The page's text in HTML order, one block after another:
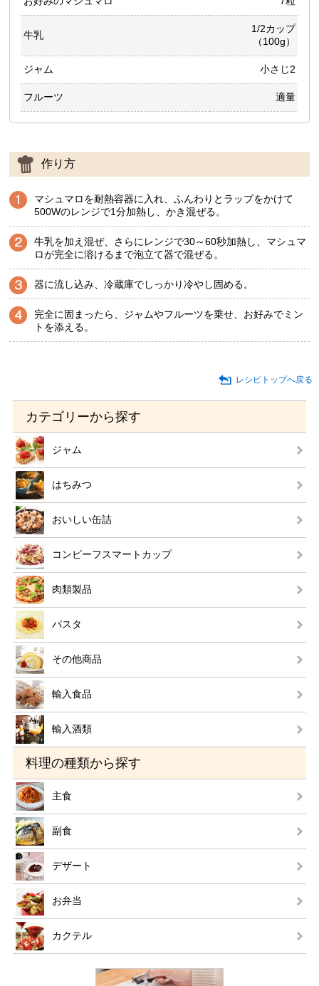
牛乳
1/2カップ
（100g）
ジャム 小さじ2
フルーツ 適量
作り方
マシュマロを耐熱容器に入れ、ふんわりとラップをかけて
500Wのレンジで1分加熱し、かき混ぜる。
牛乳を加え混ぜ、さらにレンジで30～60秒加熱し、マシュマ
ロが完全に溶けるまで泡立て器で混ぜる。
器に流し込み、冷蔵庫でしっかり冷やし固める。
完全に固まったら、ジャムやフルーツを乗せ、お好みでミン
トを添える。
レシピトップへ戻る
カテゴリーから探す
ジャム
はちみつ
おいしい缶詰
コンビーフスマートカップ
肉類製品
パスタ
その他商品
輸入食品
輸入酒類
料理の種類から探す
主食
副食
デザート
お弁当
カクテル